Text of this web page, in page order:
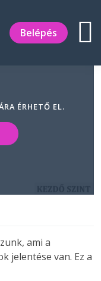
Belépés
ÉRHETŐ EL.
ami a
jelentése van. Ez a